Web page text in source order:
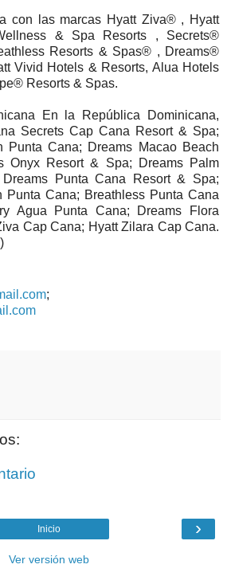
con las marcas Hyatt Ziva® , Hyatt
& Spa Resorts , Secrets®
Resorts & Spas® , Dreams®
Vivid Hotels & Resorts, Alua Hotels
Resorts & Spas.
En la República Dominicana,
Secrets Cap Cana Resort & Spa;
Punta Cana; Dreams Macao Beach
Onyx Resort & Spa; Dreams Palm
Punta Cana Resort & Spa;
Punta Cana; Breathless Punta Cana
Agua Punta Cana; Dreams Flora
Cap Cana; Hyatt Zilara Cap Cana.
;
›
Inicio
Ver versión web